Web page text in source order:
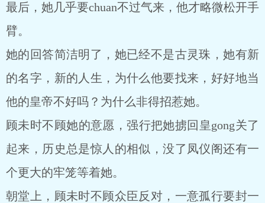
最后，她几乎要chuan不过气来，他才略微松开手
臂。
她的回答简洁明了，她已经不是古灵珠，她有新
的名字，新的人生，为什么他要找来，好好地当
他的皇帝不好吗？为什么非得招惹她。
顾未时不顾她的意愿，强行把她掳回皇gong关了
起来，历史总是惊人的相似，没了凤仪阁还有一
个更大的牢笼等着她。
朝堂上，顾未时不顾众臣反对，一意孤行要封一